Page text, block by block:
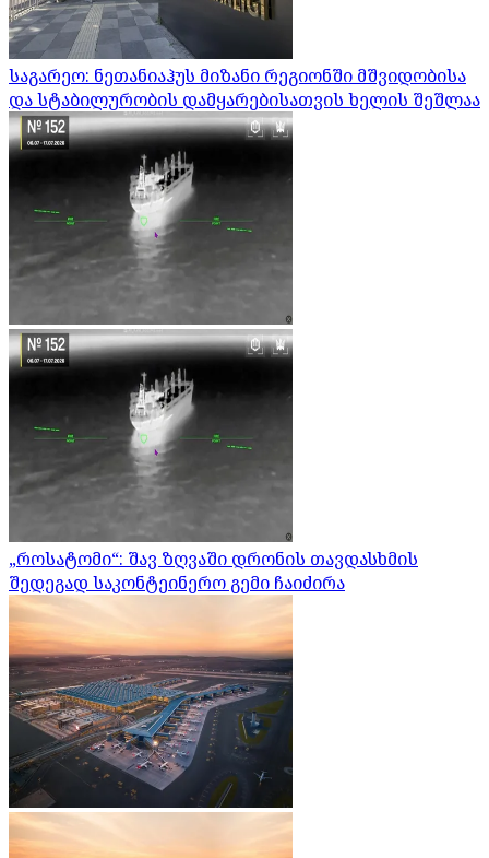
საგარეო: ნეთანიაჰუს მიზანი რეგიონში მშვიდობისა
და სტაბილურობის დამყარებისათვის ხელის შეშლაა
„როსატომი“: შავ ზღვაში დრონის თავდასხმის
შედეგად საკონტეინერო გემი ჩაიძირა